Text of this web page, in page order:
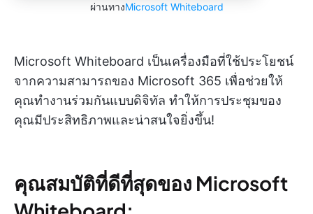
ผ่านทางMicrosoft Whiteboard
Microsoft Whiteboard เป็นเครื่องมือที่ใช้ประโยชน์
จากความสามารถของ Microsoft 365 เพื่อช่วยให้
คุณทำงานร่วมกันแบบดิจิทัล ทำให้การประชุมของ
คุณมีประสิทธิภาพและน่าสนใจยิ่งขึ้น!
คุณสมบัติที่ดีที่สุดของ Microsoft